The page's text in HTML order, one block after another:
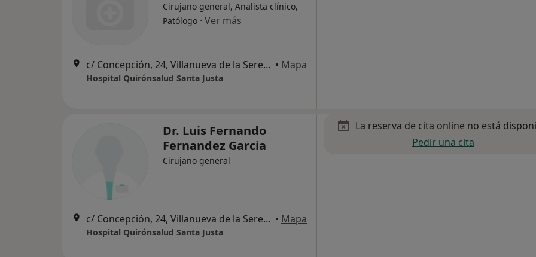
Cirujano general, Analista clínico,
Patólogo · Ver más
c/ Concepción, 24, Villanueva de la Serena • Mapa
Hospital Quirónsalud Santa Justa
Dr. Luis Fernando
Fernandez Garcia
Cirujano general
c/ Concepción, 24, Villanueva de la Serena • Mapa
Hospital Quirónsalud Santa Justa
La reserva de cita online no está
Pedir una cita